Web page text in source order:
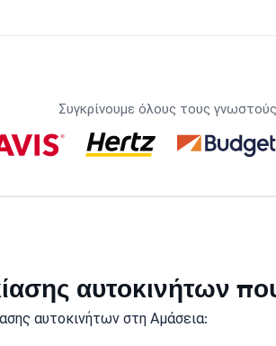
Συγκρίνουμε όλους τους
αυτοκινήτων
αυτοκινήτων στη Αμάσεια: